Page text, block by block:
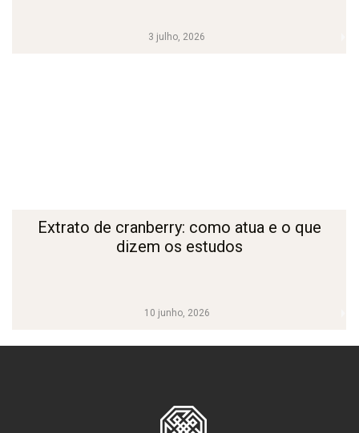
3 julho, 2026
10 junho, 2026
Extrato de cranberry: como atua e o que
dizem os estudos